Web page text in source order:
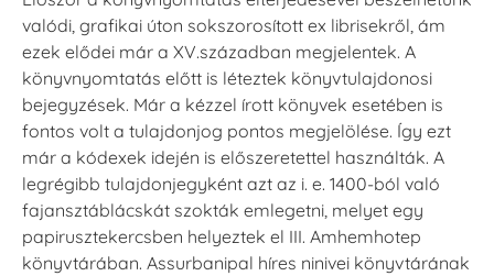
valódi, grafikai úton sokszorosított ex librisekről, ám
ezek elődei már a XV.században megjelentek. A
könyvnyomtatás előtt is léteztek könyvtulajdonosi
bejegyzések. Már a kézzel írott könyvek esetében is
fontos volt a tulajdonjog pontos megjelölése. Így ezt
már a kódexek idején is előszeretettel használták. A
legrégibb tulajdonjegyként azt az i. e. 1400-ból való
fajansztáblácskát szokták emlegetni, melyet egy
papirusztekercsben helyeztek el III. Amhemhotep
könyvtárában. Assurbanipal híres ninivei könyvtárának